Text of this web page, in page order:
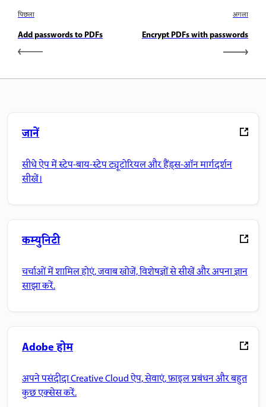
पिछला
Add passwords to PDFs
अगला
Encrypt PDFs with passwords
जानें
सीधे ऐप में स्टेप-बाय-स्टेप ट्यूटोरियल और हैंड्स-ऑन मार्गदर्शन
सीखें।
कम्युनिटी
चर्चाओं में शामिल होएं, जवाब खोजें, विशेषज्ञों से सीखें और अपना ज्ञान
साझा करें.
Adobe होम
अपने पसंदीदा Creative Cloud ऐप, सेवाएं, फ़ाइल प्रबंधन और बहुत
कुछ एक्सेस करें.